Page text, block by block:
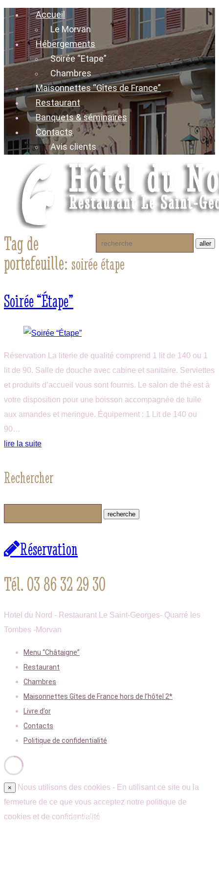
Accueil
Le Morvan
Hébergements
Soirée “Etape”
Chambres
Maisonnettes “Gîtes de France”
Restaurant
Banquets & séminaires
Contacts
Avis clients
Hôtel Restaurant Quarré-les-Tombes –
Tag de
portefeuille: soirée étape
Soirée “Étape”
Réservation La literie de qualité comprend 1 lit de 140 ou 1
lit de 90. Salle de douche avec cabine et sanitaire. Serviettes
et produits d’accueil vous sont fournis. Le salon de thé est à
votre disposition pour une boisson accompagnée de tuile
aux amandes et meringue. Équipement : 1 Lit de 140 ou
90…
lire la suite
Rechercher
Réservation
Tél. 03 86 32 29 30
Hotel du Nord - Restaurant Le Saint-Georges- Quarré les
Tombes -Morvan
Menu “Châtaigne”
Restaurant
Chambres
Maisonnettes Gîtes de France hors de l’hôtel 2*
Livre d’or
Contacts
Politique de confidentialité
×
Nous utilisons des cookies - En utilisant ce site ou la
fermeture de ce que vous acceptez notre politique de
cookies et de confidentialité